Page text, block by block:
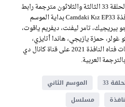
مشاهدة مسلسل فتاة النافذة الحلقة 33 الثالثة والثلاثون مترجمة رابط
تحميل الحلقة 33 من فتاة النافذة Camdaki Kız EP33 بداية الموسم
بورجو بيريجيك، تامر ليفنت، ديفريم ياقوت،
حمزة يازيجي، هاندا أتايزي،
وتورغول توليك، وتعرض حلقات فتاه النافذة 2021 على قناة كانال دي
العربية.
33
الموسم الثاني
مسلسل